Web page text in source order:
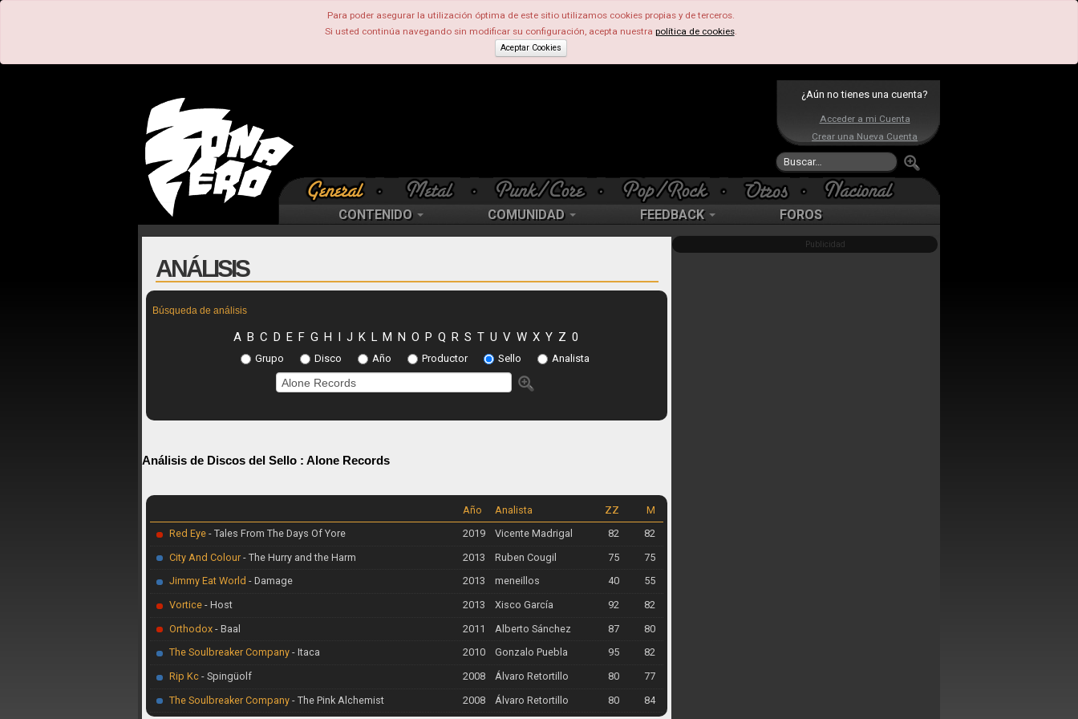
Para poder asegurar la utilización óptima de este sitio utilizamos cookies propias y de terceros.
Si usted continúa navegando sin modificar su configuración, acepta nuestra política de cookies.
Aceptar Cookies
¿Aún no tienes una cuenta?
Acceder a mi Cuenta
Crear una Nueva Cuenta
CONTENIDO COMUNIDAD FEEDBACK FOROS
ANÁLISIS
Búsqueda de análisis
A B C D E F G H I J K L M N O P Q R S T U V W X Y Z 0
Grupo Disco Año Productor Sello Analista
Análisis de Discos del Sello : Alone Records
M
ZZ
Analista
Año
Red Eye- Tales From The Days Of Yore 82
82
Vicente Madrigal
2019
City And Colour- The Hurry and the Harm 75
75
Ruben Cougil
2013
Jimmy Eat World - Damage 55
40
meneillos
2013
Vortice- Host 82
92
Xisco García
2013
Orthodox- Baal 80
87
Alberto Sánchez
2011
The Soulbreaker Company- Itaca 82
95
Gonzalo Puebla
2010
Rip Kc- Spingüolf 77
80
Álvaro Retortillo
2008
The Soulbreaker Company- The Pink Alchemist 84
80
Álvaro Retortillo
2008
Publicidad